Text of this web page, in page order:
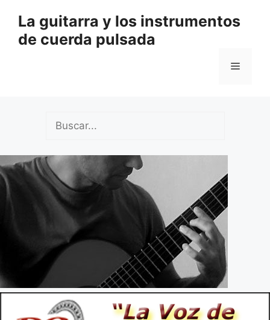
contenido
La guitarra y los instrumentos
de cuerda pulsada
Menú